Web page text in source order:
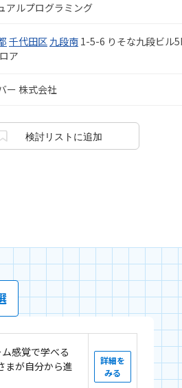
アルプログラミング
千代田区 九段南 1-5-6 りそな九段ビル
ア
ー 株式会社
検討リストに追加
感覚で学べる
まが自分から進
詳細を
みる